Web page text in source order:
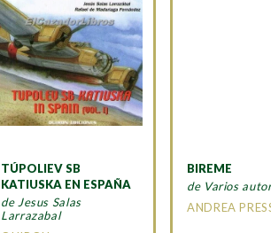
TÚPOLIEV SB
KATIUSKA EN ESPAÑA
de Jesus Salas
Larrazabal
BIREME
de Varios
ANDREA